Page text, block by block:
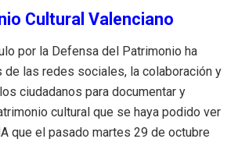
Cultural Valenciano
por la Defensa del Patrimonio ha
de las redes sociales, la colaboración y
ciudadanos para documentar y
cultural que se haya podido ver
que el pasado martes 29 de octubre